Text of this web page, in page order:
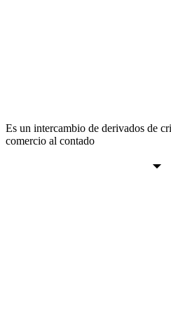
Es un intercambio de derivados de
comercio al contado